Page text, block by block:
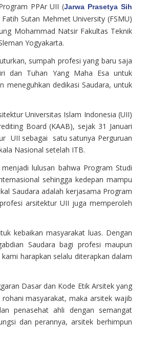
PPAr UII (Jarwa Prasetya Sih
Sutan Mehmet University (FSMU)
Mohammad Natsir Fakultas Teknik
Yogyakarta.
sumpah profesi yang baru saja
dan Tuhan Yang Maha Esa untuk
meneguhkan dedikasi Saudara, untuk
Universitas Islam Indonesia (UII)
Board (KAAB), sejak 31 Januari
UII sebagai satu satunya Perguruan
Nasional setelah ITB.
lulusan bahwa Program Studi
sehingga kedepan mampu
Saudara adalah kerjasama Program
arsitektur UII juga memperoleh
kebaikan masyarakat luas. Dengan
Saudara bagi profesi maupun
harapkan selalu diterapkan dalam
Dasar dan Kode Etik Arsitek yang
masyarakat, maka arsitek wajib
penasehat ahli dengan semangat
dan perannya, arsitek berhimpun